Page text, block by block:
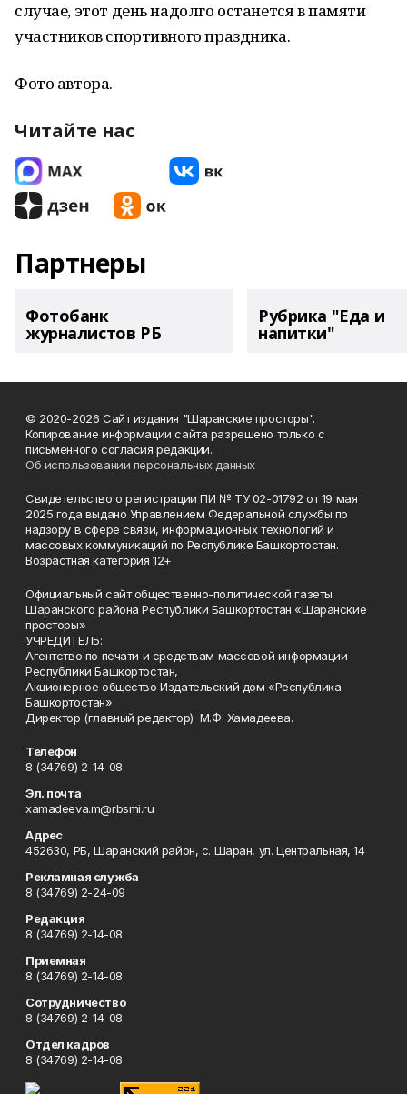
случае, этот день надолго останется в памяти
участников спортивного праздника.
Фото автора.
Читайте нас
Партнеры
Фотобанк
журналистов РБ
Рубрика "Еда и
напитки"
© 2020-2026 Сайт издания "Шаранские просторы".
Копирование информации сайта разрешено только с
письменного согласия редакции.
Об использовании персональных данных
Свидетельство о регистрации ПИ № ТУ 02-01792 от 19 мая
2025 года выдано Управлением Федеральной службы по
надзору в сфере связи, информационных технологий и
массовых коммуникаций по Республике Башкортостан.
Возрастная категория 12+
Официальный сайт общественно-политической газеты
Шаранского района Республики Башкортостан «Шаранские
просторы»
УЧРЕДИТЕЛЬ:
Агентство по печати и средствам массовой информации
Республики Башкортостан,
Акционерное общество Издательский дом «Республика
Башкортостан».
Директор (главный редактор) М.Ф. Хамадеева.
Телефон
8 (34769) 2-14-08
Эл. почта
xamadeeva.m@rbsmi.ru
Адрес
452630, РБ, Шаранский район, с. Шаран, ул. Центральная, 14
Рекламная служба
8 (34769) 2-24-09
Редакция
8 (34769) 2-14-08
Приемная
8 (34769) 2-14-08
Сотрудничество
8 (34769) 2-14-08
Отдел кадров
8 (34769) 2-14-08